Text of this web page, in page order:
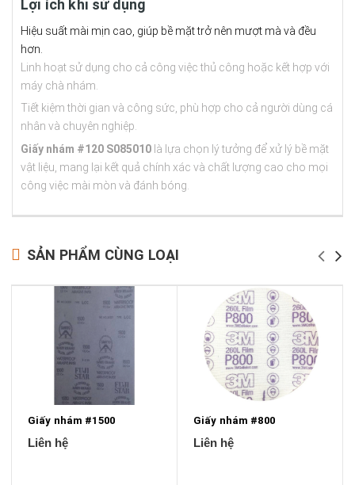
Lợi ích khi sử dụng
Hiệu suất mài mịn cao, giúp bề mặt trở nên mượt mà và đều
hơn.
Linh hoạt sử dụng cho cả công việc thủ công hoặc kết hợp với
máy chà nhám.
Tiết kiệm thời gian và công sức, phù hợp cho cả người dùng cá
nhân và chuyên nghiệp.
Giấy nhám #120 S085010 là lựa chọn lý tưởng để xử lý bề mặt
vật liệu, mang lại kết quả chính xác và chất lượng cao cho mọi
công việc mài mòn và đánh bóng.
SẢN PHẨM CÙNG LOẠI
Giấy nhám #1500
Liên hệ
Giấy nhám #800
Liên hệ